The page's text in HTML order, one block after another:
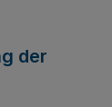
der